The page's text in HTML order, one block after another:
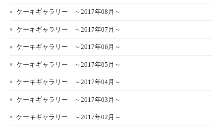
ケーキギャラリー ～2017年08月～
ケーキギャラリー ～2017年07月～
ケーキギャラリー ～2017年06月～
ケーキギャラリー ～2017年05月～
ケーキギャラリー ～2017年04月～
ケーキギャラリー ～2017年03月～
ケーキギャラリー ～2017年02月～